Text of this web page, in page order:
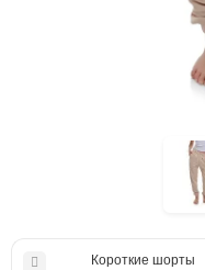
Короткие шорты